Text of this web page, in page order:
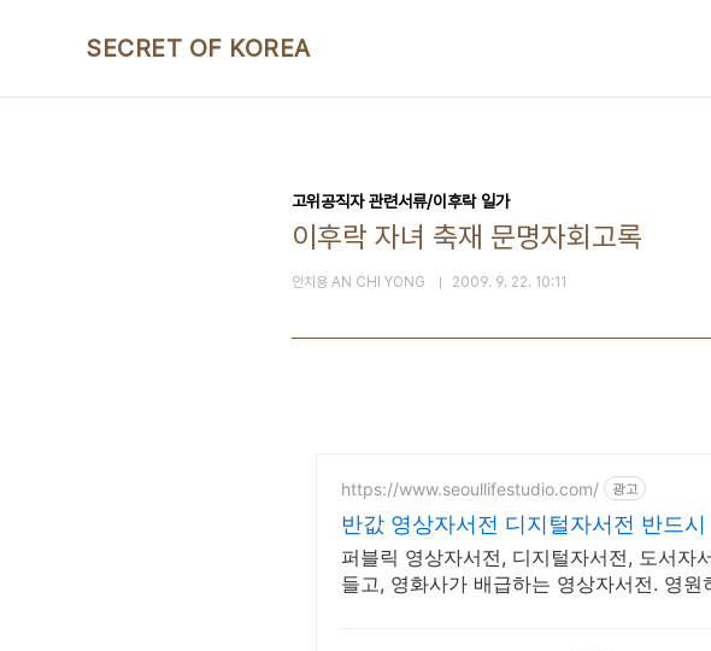
SECRET OF KOREA
고위공직자 관련서류/이후락 일가
이후락 자녀 축재 문명자회고록
안치용 AN CHI YONG 2009. 9. 22. 10:11
https://www.seoullifestudio.com/ 광고
반값 영상자서전 디지털자서전 반드
퍼블릭 영상자서전, 디지털자서전, 도서
들고, 영화사가 배급하는 영상자서전. 영